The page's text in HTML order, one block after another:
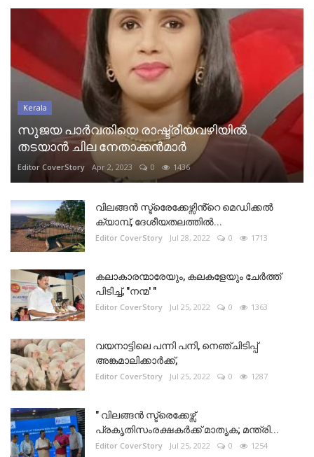
Kerala
സുജയ പാർവതിയെ രാഷ്ട്രീയവഴിയിൽ
തടയാൻ ചില നേതാക്കൻമാർ
Editor CoverStory Apr 2, 2023 0 1436
വിലങ്ങൻ സ്ട്രെേക്കേഴ്സിൻ്റെ മെഡിക്കൽ
ക്യാമ്പ്, ദേശീയതലത്തിൽ...
Editor CoverStory Jul 28, 2022 0 1713
കലാകാരന്മാരേയും, കലകളേയും ചേർത്ത്
പിടിച്ച്, "നന്മ' "
Editor CoverStory Jul 25, 2022 0 1363
വയനാട്ടിലെ പന്നി പനി, നെഞ്ചിടിപ്പ്
അങ്കമാലിക്കാർക്ക്,
Editor CoverStory Jul 25, 2022 0 1287
" വിലങ്ങൻ സ്ട്രെക്കേഴ്സ്
പ്രകൃതിസംരക്ഷകർക്ക് മാതൃക; മന്ത്രി...
Editor CoverStory Jul 25, 2022 0 1254